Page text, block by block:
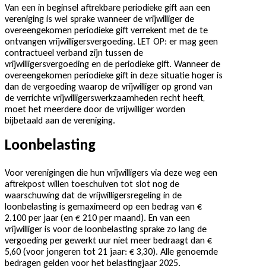
Van een in beginsel aftrekbare periodieke gift aan een
vereniging is wel sprake wanneer de vrijwilliger de
overeengekomen periodieke gift verrekent met de te
ontvangen vrijwilligersvergoeding. LET OP: er mag geen
contractueel verband zijn tussen de
vrijwilligersvergoeding en de periodieke gift. Wanneer de
overeengekomen periodieke gift in deze situatie hoger is
dan de vergoeding waarop de vrijwilliger op grond van
de verrichte vrijwilligerswerkzaamheden recht heeft,
moet het meerdere door de vrijwilliger worden
bijbetaald aan de vereniging.
Loonbelasting
Voor verenigingen die hun vrijwilligers via deze weg een
aftrekpost willen toeschuiven tot slot nog de
waarschuwing dat de vrijwilligersregeling in de
loonbelasting is gemaximeerd op een bedrag van €
2.100 per jaar (en € 210 per maand). En van een
vrijwilliger is voor de loonbelasting sprake zo lang de
vergoeding per gewerkt uur niet meer bedraagt dan €
5,60 (voor jongeren tot 21 jaar: € 3,30). Alle genoemde
bedragen gelden voor het belastingjaar 2025.